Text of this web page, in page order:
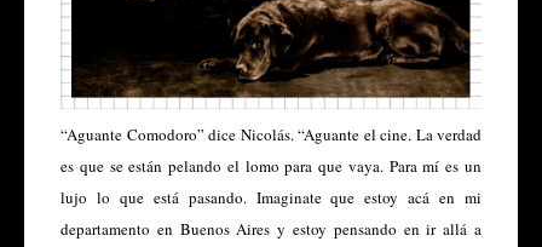
“Aguante Comodoro” dice Nicolás. “Aguante el cine. La verdad
es que se están pelando el lomo para que vaya. Para mí es un
lujo lo que está pasando. Imaginate que estoy acá en mi
departamento en Buenos Aires y estoy pensando en ir allá a